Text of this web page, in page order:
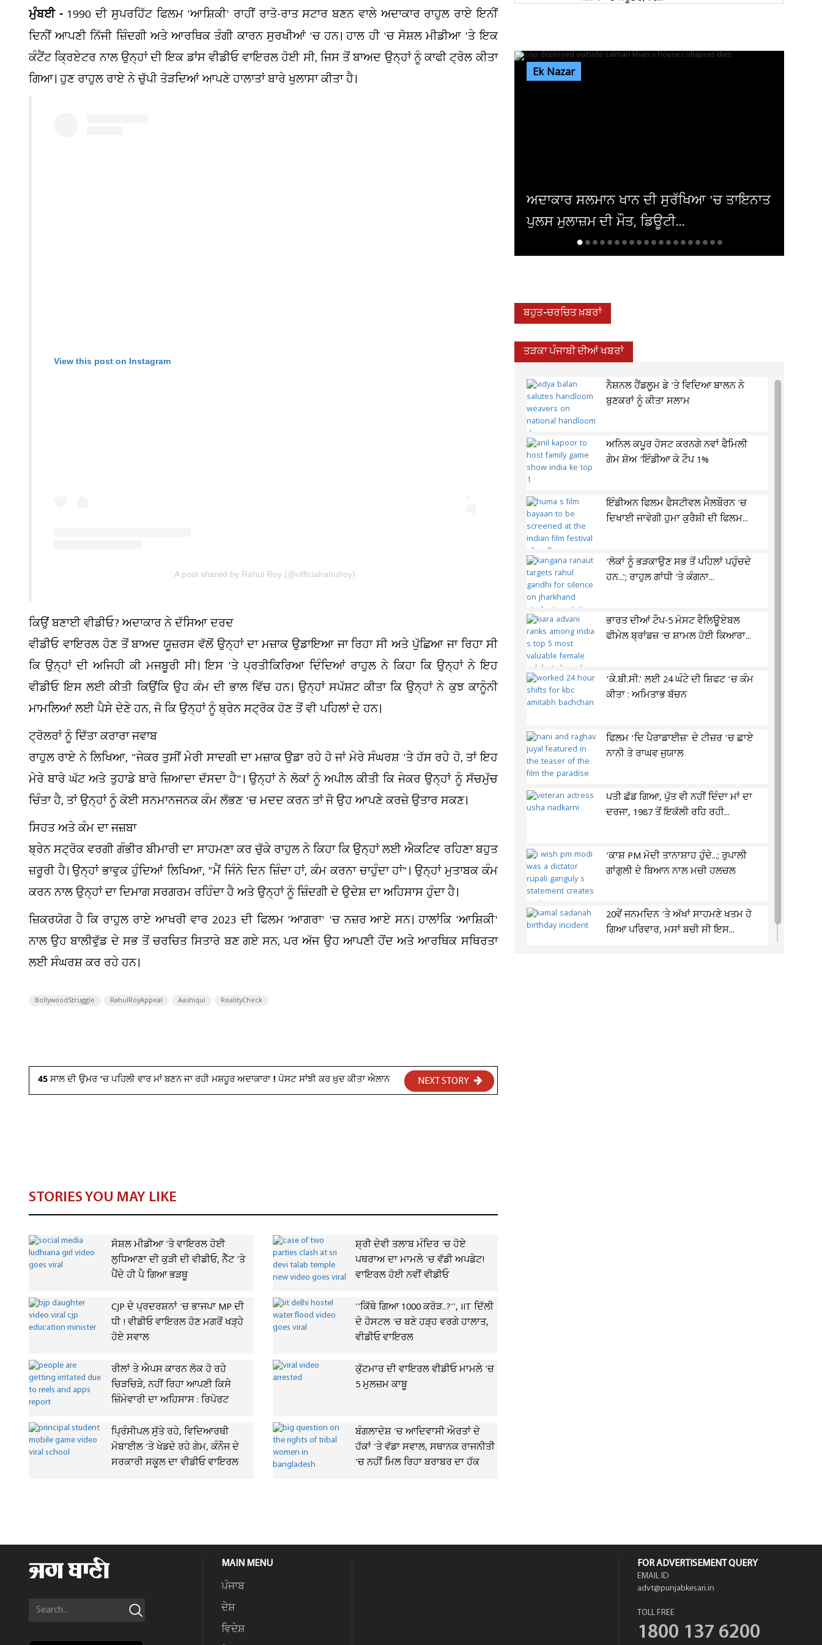
ਮੁੰਬਈ - 1990 ਦੀ ਸੁਪਰਹਿੱਟ ਫਿਲਮ 'ਆਸ਼ਿਕੀ' ਰਾਹੀਂ ਰਾਤੋ-ਰਾਤ ਸਟਾਰ ਬਣਨ ਵਾਲੇ ਅਦਾਕਾਰ ਰਾਹੁਲ ਰਾਏ ਇਨੀਂ
ਦਿਨੀਂ ਆਪਣੀ ਨਿੱਜੀ ਜ਼ਿੰਦਗੀ ਅਤੇ ਆਰਥਿਕ ਤੰਗੀ ਕਾਰਨ ਸੁਰਖੀਆਂ 'ਚ ਹਨ। ਹਾਲ ਹੀ 'ਚ ਸੋਸ਼ਲ ਮੀਡੀਆ 'ਤੇ ਇਕ
ਕੰਟੈਂਟ ਕ੍ਰਿਏਟਰ ਨਾਲ ਉਨ੍ਹਾਂ ਦੀ ਇਕ ਡਾਂਸ ਵੀਡੀਓ ਵਾਇਰਲ ਹੋਈ ਸੀ, ਜਿਸ ਤੋਂ ਬਾਅਦ ਉਨ੍ਹਾਂ ਨੂੰ ਕਾਫੀ ਟ੍ਰੋਲ ਕੀਤਾ
ਗਿਆ। ਹੁਣ ਰਾਹੁਲ ਰਾਏ ਨੇ ਚੁੱਪੀ ਤੋੜਦਿਆਂ ਆਪਣੇ ਹਾਲਾਤਾਂ ਬਾਰੇ ਖੁਲਾਸਾ ਕੀਤਾ ਹੈ।
View this post on Instagram
A post shared by Rahul Roy (@officialrahulroy)
ਕਿਉਂ ਬਣਾਈ ਵੀਡੀਓ? ਅਦਾਕਾਰ ਨੇ ਦੱਸਿਆ ਦਰਦ
ਵੀਡੀਓ ਵਾਇਰਲ ਹੋਣ ਤੋਂ ਬਾਅਦ ਯੂਜ਼ਰਸ ਵੱਲੋਂ ਉਨ੍ਹਾਂ ਦਾ ਮਜ਼ਾਕ ਉਡਾਇਆ ਜਾ ਰਿਹਾ ਸੀ ਅਤੇ ਪੁੱਛਿਆ ਜਾ ਰਿਹਾ ਸੀ
ਕਿ ਉਨ੍ਹਾਂ ਦੀ ਅਜਿਹੀ ਕੀ ਮਜਬੂਰੀ ਸੀ। ਇਸ 'ਤੇ ਪ੍ਰਤੀਕਿਰਿਆ ਦਿੰਦਿਆਂ ਰਾਹੁਲ ਨੇ ਕਿਹਾ ਕਿ ਉਨ੍ਹਾਂ ਨੇ ਇਹ
ਵੀਡੀਓ ਇਸ ਲਈ ਕੀਤੀ ਕਿਉਂਕਿ ਉਹ ਕੰਮ ਦੀ ਭਾਲ ਵਿੱਚ ਹਨ। ਉਨ੍ਹਾਂ ਸਪੱਸ਼ਟ ਕੀਤਾ ਕਿ ਉਨ੍ਹਾਂ ਨੇ ਕੁਝ ਕਾਨੂੰਨੀ
ਮਾਮਲਿਆਂ ਲਈ ਪੈਸੇ ਦੇਣੇ ਹਨ, ਜੋ ਕਿ ਉਨ੍ਹਾਂ ਨੂੰ ਬ੍ਰੇਨ ਸਟ੍ਰੋਕ ਹੋਣ ਤੋਂ ਵੀ ਪਹਿਲਾਂ ਦੇ ਹਨ।
ਟ੍ਰੋਲਰਾਂ ਨੂੰ ਦਿੱਤਾ ਕਰਾਰਾ ਜਵਾਬ
ਰਾਹੁਲ ਰਾਏ ਨੇ ਲਿਖਿਆ, "ਜੇਕਰ ਤੁਸੀਂ ਮੇਰੀ ਸਾਦਗੀ ਦਾ ਮਜ਼ਾਕ ਉਡਾ ਰਹੇ ਹੋ ਜਾਂ ਮੇਰੇ ਸੰਘਰਸ਼ 'ਤੇ ਹੱਸ ਰਹੇ ਹੋ, ਤਾਂ ਇਹ
ਮੇਰੇ ਬਾਰੇ ਘੱਟ ਅਤੇ ਤੁਹਾਡੇ ਬਾਰੇ ਜ਼ਿਆਦਾ ਦੱਸਦਾ ਹੈ"। ਉਨ੍ਹਾਂ ਨੇ ਲੋਕਾਂ ਨੂੰ ਅਪੀਲ ਕੀਤੀ ਕਿ ਜੇਕਰ ਉਨ੍ਹਾਂ ਨੂੰ ਸੱਚਮੁੱਚ
ਚਿੰਤਾ ਹੈ, ਤਾਂ ਉਨ੍ਹਾਂ ਨੂੰ ਕੋਈ ਸਨਮਾਨਜਨਕ ਕੰਮ ਲੱਭਣ 'ਚ ਮਦਦ ਕਰਨ ਤਾਂ ਜੋ ਉਹ ਆਪਣੇ ਕਰਜ਼ੇ ਉਤਾਰ ਸਕਣ।
ਸਿਹਤ ਅਤੇ ਕੰਮ ਦਾ ਜਜ਼ਬਾ
ਬ੍ਰੇਨ ਸਟ੍ਰੋਕ ਵਰਗੀ ਗੰਭੀਰ ਬੀਮਾਰੀ ਦਾ ਸਾਹਮਣਾ ਕਰ ਚੁੱਕੇ ਰਾਹੁਲ ਨੇ ਕਿਹਾ ਕਿ ਉਨ੍ਹਾਂ ਲਈ ਐਕਟਿਵ ਰਹਿਣਾ ਬਹੁਤ
ਜ਼ਰੂਰੀ ਹੈ। ਉਨ੍ਹਾਂ ਭਾਵੁਕ ਹੁੰਦਿਆਂ ਲਿਖਿਆ, "ਮੈਂ ਜਿੰਨੇ ਦਿਨ ਜ਼ਿੰਦਾ ਹਾਂ, ਕੰਮ ਕਰਨਾ ਚਾਹੁੰਦਾ ਹਾਂ"। ਉਨ੍ਹਾਂ ਮੁਤਾਬਕ ਕੰਮ
ਕਰਨ ਨਾਲ ਉਨ੍ਹਾਂ ਦਾ ਦਿਮਾਗ ਸਰਗਰਮ ਰਹਿੰਦਾ ਹੈ ਅਤੇ ਉਨ੍ਹਾਂ ਨੂੰ ਜ਼ਿੰਦਗੀ ਦੇ ਉਦੇਸ਼ ਦਾ ਅਹਿਸਾਸ ਹੁੰਦਾ ਹੈ।
ਜ਼ਿਕਰਯੋਗ ਹੈ ਕਿ ਰਾਹੁਲ ਰਾਏ ਆਖਰੀ ਵਾਰ 2023 ਦੀ ਫਿਲਮ 'ਆਗਰਾ' 'ਚ ਨਜ਼ਰ ਆਏ ਸਨ। ਹਾਲਾਂਕਿ 'ਆਸ਼ਿਕੀ'
ਨਾਲ ਉਹ ਬਾਲੀਵੁੱਡ ਦੇ ਸਭ ਤੋਂ ਚਰਚਿਤ ਸਿਤਾਰੇ ਬਣ ਗਏ ਸਨ, ਪਰ ਅੱਜ ਉਹ ਆਪਣੀ ਹੋਂਦ ਅਤੇ ਆਰਥਿਕ ਸਥਿਰਤਾ
ਲਈ ਸੰਘਰਸ਼ ਕਰ ਰਹੇ ਹਨ।
BollywoodStruggle RahulRoyAppeal Aashiqui RealityCheck
45 ਸਾਲ ਦੀ ਉਮਰ 'ਚ ਪਹਿਲੀ ਵਾਰ ਮਾਂ ਬਣਨ ਜਾ ਰਹੀ ਮਸ਼ਹੂਰ ਅਦਾਕਾਰਾ ! ਪੋਸਟ ਸਾਂਝੀ ਕਰ ਖ਼ੁਦ ਕੀਤਾ ਐਲਾਨ NEXT STORY
STORIES YOU MAY LIKE
ਸੋਸ਼ਲ ਮੀਡੀਆ 'ਤੇ ਵਾਇਰਲ ਹੋਈ
ਲੁਧਿਆਣਾ ਦੀ ਕੁੜੀ ਦੀ ਵੀਡੀਓ, ਨੈੱਟ 'ਤੇ
ਪੈਂਦੇ ਹੀ ਪੈ ਗਿਆ ਭੜਥੂ
ਸ਼੍ਰੀ ਦੇਵੀ ਤਲਾਬ ਮੰਦਿਰ 'ਚ ਹੋਏ
ਪਥਰਾਅ ਦਾ ਮਾਮਲੇ 'ਚ ਵੱਡੀ ਅਪਡੇਟ!
ਵਾਇਰਲ ਹੋਈ ਨਵੀਂ ਵੀਡੀਓ
CJP ਦੇ ਪ੍ਰਦਰਸ਼ਨਾਂ 'ਚ ਭਾਜਪਾ MP ਦੀ
ਧੀ ! ਵੀਡੀਓ ਵਾਇਰਲ ਹੋਣ ਮਗਰੋਂ ਖੜ੍ਹੇ
ਹੋਏ ਸਵਾਲ
''ਕਿੱਥੇ ਗਿਆ 1000 ਕਰੋੜ..?'', IIT ਦਿੱਲੀ
ਦੇ ਹੋਸਟਲ 'ਚ ਬਣੇ ਹੜ੍ਹ ਵਰਗੇ ਹਾਲਾਤ,
ਵੀਡੀਓ ਵਾਇਰਲ
ਰੀਲਾਂ ਤੇ ਐਪਸ ਕਾਰਨ ਲੋਕ ਹੋ ਰਹੇ
ਚਿੜਚਿੜੇ, ਨਹੀਂ ਰਿਹਾ ਆਪਣੀ ਕਿਸੇ
ਜ਼ਿੰਮੇਵਾਰੀ ਦਾ ਅਹਿਸਾਸ : ਰਿਪੋਰਟ
ਕੁੱਟਮਾਰ ਦੀ ਵਾਇਰਲ ਵੀਡੀਓ ਮਾਮਲੇ 'ਚ
5 ਮੁਲਜ਼ਮ ਕਾਬੂ
ਪ੍ਰਿੰਸੀਪਲ ਸੁੱਤੇ ਰਹੇ, ਵਿਦਿਆਰਥੀ
ਮੋਬਾਈਲ 'ਤੇ ਖੇਡਦੇ ਰਹੇ ਗੇਮ, ਕੰਨੌਜ ਦੇ
ਸਰਕਾਰੀ ਸਕੂਲ ਦਾ ਵੀਡੀਓ ਵਾਇਰਲ
ਬੰਗਲਾਦੇਸ਼ 'ਚ ਆਦਿਵਾਸੀ ਔਰਤਾਂ ਦੇ
ਹੱਕਾਂ 'ਤੇ ਵੱਡਾ ਸਵਾਲ, ਸਥਾਨਕ ਰਾਜਨੀਤੀ
'ਚ ਨਹੀਂ ਮਿਲ ਰਿਹਾ ਬਰਾਬਰ ਦਾ ਹੱਕ
Ek Nazar
ਫ਼ਿਰ ਸ਼ੁਰੂ ਹੋਇਆ Work From Home ! ਭਾਰੀ
ਬਾਰਿਸ਼ ਮਗਰੋਂ ਗੁਰੂਗ੍ਰਾਮ ਪ੍ਰਸ਼ਾਸਨ...
ਬਹੁਤ-ਚਰਚਿਤ ਖ਼ਬਰਾਂ
ਤੜਕਾ ਪੰਜਾਬੀ ਦੀਆਂ ਖਬਰਾਂ
ਨੈਸ਼ਨਲ ਹੈਂਡਲੂਮ ਡੇ 'ਤੇ ਵਿਦਿਆ ਬਾਲਨ ਨੇ
ਬੁਣਕਰਾਂ ਨੂੰ ਕੀਤਾ ਸਲਾਮ
ਅਨਿਲ ਕਪੂਰ ਹੋਸਟ ਕਰਨਗੇ ਨਵਾਂ ਫੈਮਿਲੀ
ਗੇਮ ਸ਼ੋਅ 'ਇੰਡੀਆ ਕੇ ਟੌਪ 1%
ਇੰਡੀਅਨ ਫਿਲਮ ਫੈਸਟੀਵਲ ਮੈਲਬੌਰਨ 'ਚ
ਦਿਖਾਈ ਜਾਵੇਗੀ ਹੁਮਾ ਕੁਰੈਸ਼ੀ ਦੀ ਫਿਲਮ...
'ਲੋਕਾਂ ਨੂੰ ਭੜਕਾਉਣ ਸਭ ਤੋਂ ਪਹਿਲਾਂ ਪਹੁੰਚਦੇ
ਹਨ...'; ਰਾਹੁਲ ਗਾਂਧੀ 'ਤੇ ਕੰਗਨਾ...
ਭਾਰਤ ਦੀਆਂ ਟੌਪ-5 ਮੋਸਟ ਵੈਲਿਊਏਬਲ
ਫੀਮੇਲ ਬ੍ਰਾਂਡਜ਼ 'ਚ ਸ਼ਾਮਲ ਹੋਈ ਕਿਆਰਾ...
‘ਕੇ.ਬੀ.ਸੀ.’ ਲਈ 24 ਘੰਟੇ ਦੀ ਸ਼ਿਫਟ ’ਚ ਕੰਮ
ਕੀਤਾ : ਅਮਿਤਾਭ ਬੱਚਨ
ਫਿਲਮ ‘ਦਿ ਪੈਰਾਡਾਈਜ਼’ ਦੇ ਟੀਜ਼ਰ ’ਚ ਛਾਏ
ਨਾਨੀ ਤੇ ਰਾਘਵ ਜੁਯਾਲ
ਪਤੀ ਛੱਡ ਗਿਆ, ਪੁੱਤ ਵੀ ਨਹੀਂ ਦਿੰਦਾ ਮਾਂ ਦਾ
ਦਰਜਾ, 1987 ਤੋਂ ਇਕੱਲੀ ਰਹਿ ਰਹੀ...
'ਕਾਸ਼ PM ਮੋਦੀ ਤਾਨਾਸ਼ਾਹ ਹੁੰਦੇ...; ਰੁਪਾਲੀ
ਗਾਂਗੁਲੀ ਦੇ ਬਿਆਨ ਨਾਲ ਮਚੀ ਹਲਚਲ
20ਵੇਂ ਜਨਮਦਿਨ 'ਤੇ ਅੱਖਾਂ ਸਾਹਮਣੇ ਖਤਮ ਹੋ
ਗਿਆ ਪਰਿਵਾਰ, ਮਸਾਂ ਬਚੀ ਸੀ ਇਸ...
MAIN MENU
ਪੰਜਾਬ
ਦੇਸ਼
ਵਿਦੇਸ਼
FOR ADVERTISEMENT QUERY
EMAIL ID
advt@punjabkesari.in
TOLL FREE
1800 137 6200